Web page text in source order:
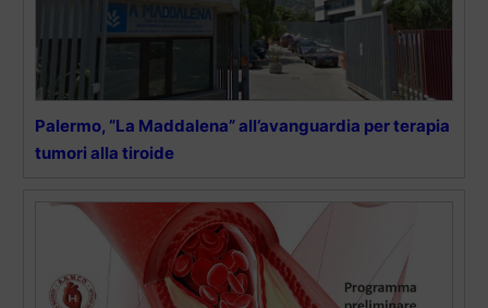
Palermo, “La Maddalena” all’avanguardia per terapia
tumori alla tiroide